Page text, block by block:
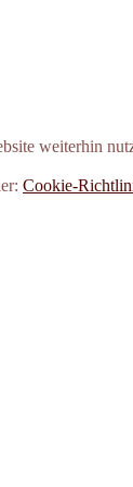
weiterhin
Cookie-